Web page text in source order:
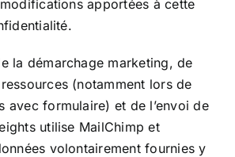
apportées à cette
la démarchage marketing, de
(notamment lors de
avec formulaire) et de l’envoi de
utilise MailChimp et
volontairement fournies y